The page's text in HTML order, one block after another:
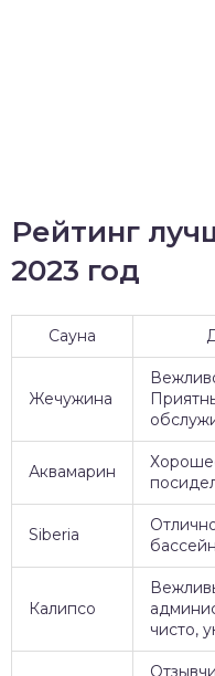
Рейтинг
2023 год
Сауна
Жечужина
Аквамарин
Siberia
Калипсо
чисто,